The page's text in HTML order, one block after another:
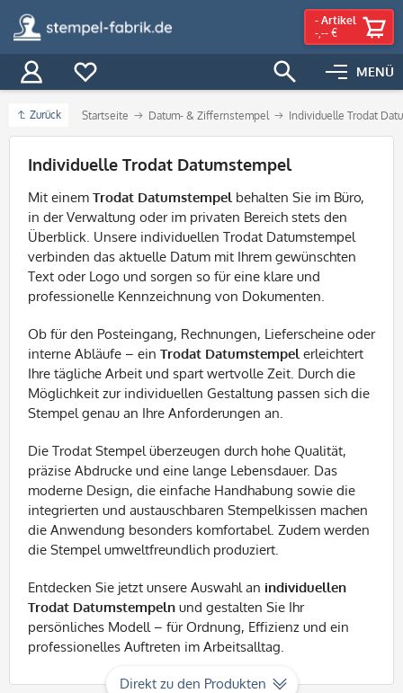
MENÜ
- Artikel
-,-- €
Zurück Startseite Datum- & Ziffernstempel Individuelle Trodat
Filter
Individuelle Trodat Datumstempel
Mit einem Trodat Datumstempelbehalten Sie im Büro,
in der Verwaltung oder im privaten Bereich stets den
Überblick. Unsere individuellen Trodat Datumstempel
verbinden das aktuelle Datum mit Ihrem gewünschten
Text oder Logo und sorgen so für eine klare und
professionelle Kennzeichnung von Dokumenten.
Ob für den Posteingang, Rechnungen, Lieferscheine oder
interne Abläufe – ein Trodat Datumstempelerleichtert
Ihre tägliche Arbeit und spart wertvolle Zeit. Durch die
Möglichkeit zur individuellen Gestaltung passen sich die
Stempel genau an Ihre Anforderungen an.
Die Trodat Stempel überzeugen durch hohe Qualität,
präzise Abdrucke und eine lange Lebensdauer. Das
moderne Design, die einfache Handhabung sowie die
integrierten und austauschbaren Stempelkissen machen
die Anwendung besonders komfortabel. Zudem werden
die Stempel umweltfreundlich produziert.
Entdecken Sie jetzt unsere Auswahl an individuellen
Trodat Datumstempeln und gestalten Sie Ihr
persönliches Modell – für Ordnung, Effizienz und ein
professionelles Auftreten im Arbeitsalltag.
Direkt zu den Produkten